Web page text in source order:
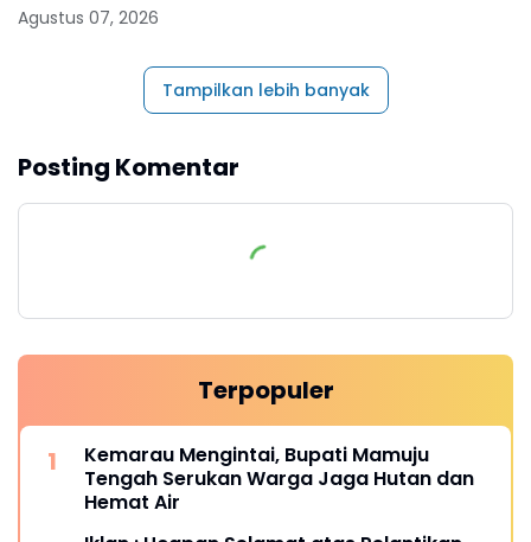
Agustus 07, 2026
Tampilkan lebih banyak
Posting Komentar
Terpopuler
Kemarau Mengintai, Bupati Mamuju
Tengah Serukan Warga Jaga Hutan dan
Hemat Air